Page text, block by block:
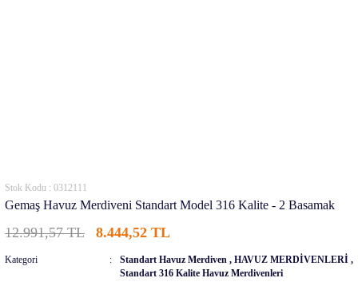
Stok Kodu : 0312111
Gemaş Havuz Merdiveni Standart Model 316 Kalite - 2 Basamak
12.991,57 TL 8.444,52 TL
Kategori Standart Havuz Merdiven , HAVUZ MERDİVENLERİ ,
Standart 316 Kalite Havuz Merdivenleri